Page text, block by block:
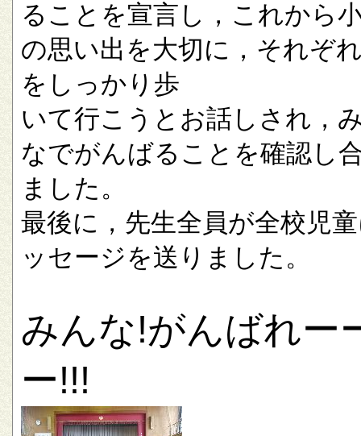
ることを宣言し，これから
の思い出を大切に，それぞ
をしっかり歩
いて行こうとお話しされ，
なでがんばることを確認し
ました。
最後に，先生全員が全校児
ッセージを送りました。
みんな!がんばれー
ー!!!